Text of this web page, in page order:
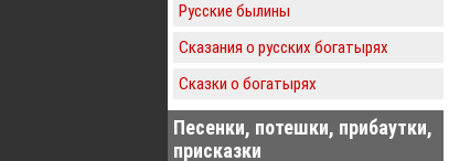
Русские былины
Сказания о русских богатырях
Сказки о богатырях
Песенки, потешки, прибаутки,
присказки